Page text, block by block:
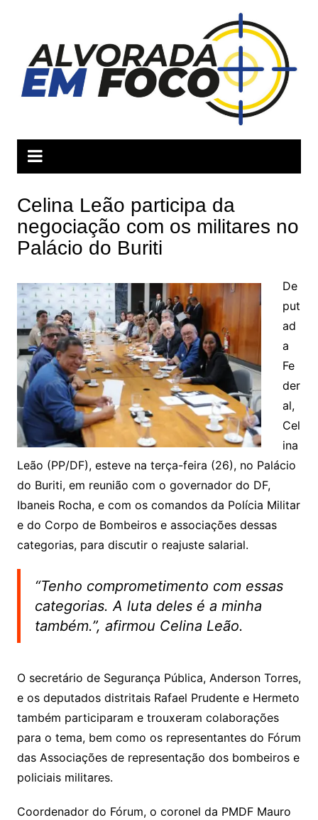
conteúdo
Celina Leão participa da
negociação com os militares no
Palácio do Buriti
De
put
ad
a
Fe
der
al,
Cel
ina
Leão (PP/DF), esteve na terça-feira (26), no Palácio
do Buriti, em reunião com o governador do DF,
Ibaneis Rocha, e com os comandos da Polícia Militar
e do Corpo de Bombeiros e associações dessas
categorias, para discutir o reajuste salarial.
“Tenho comprometimento com essas
categorias. A luta deles é a minha
também.”, afirmou Celina Leão.
O secretário de Segurança Pública, Anderson Torres,
e os deputados distritais Rafael Prudente e Hermeto
também participaram e trouxeram colaborações
para o tema, bem como os representantes do Fórum
das Associações de representação dos bombeiros e
policiais militares.
Coordenador do Fórum, o coronel da PMDF Mauro